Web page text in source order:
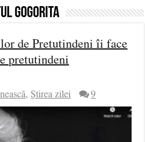
gogorita
de Pretutindeni îi face
pretutindeni
,Știrea zilei 9